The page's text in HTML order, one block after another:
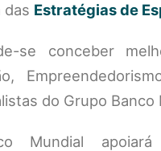
das Estratégias de
se conceber
do Grupo Banco
Mundial